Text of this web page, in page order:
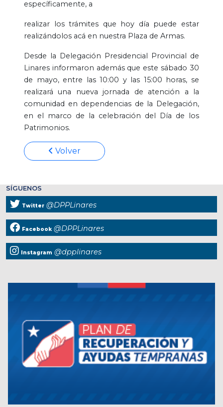
específicamente, a
realizar los trámites que hoy día puede estar
realizándolos acá en nuestra Plaza de Armas.
Desde la Delegación Presidencial Provincial de
Linares informaron además que este sábado 30
de mayo, entre las 10:00 y las 15:00 horas, se
realizará una nueva jornada de atención a la
comunidad en dependencias de la Delegación,
en el marco de la celebración del Día de los
Patrimonios.
Volver
SÍGUENOS
Twitter @DPPLinares
Facebook @DPPLinares
Instagram @dpplinares